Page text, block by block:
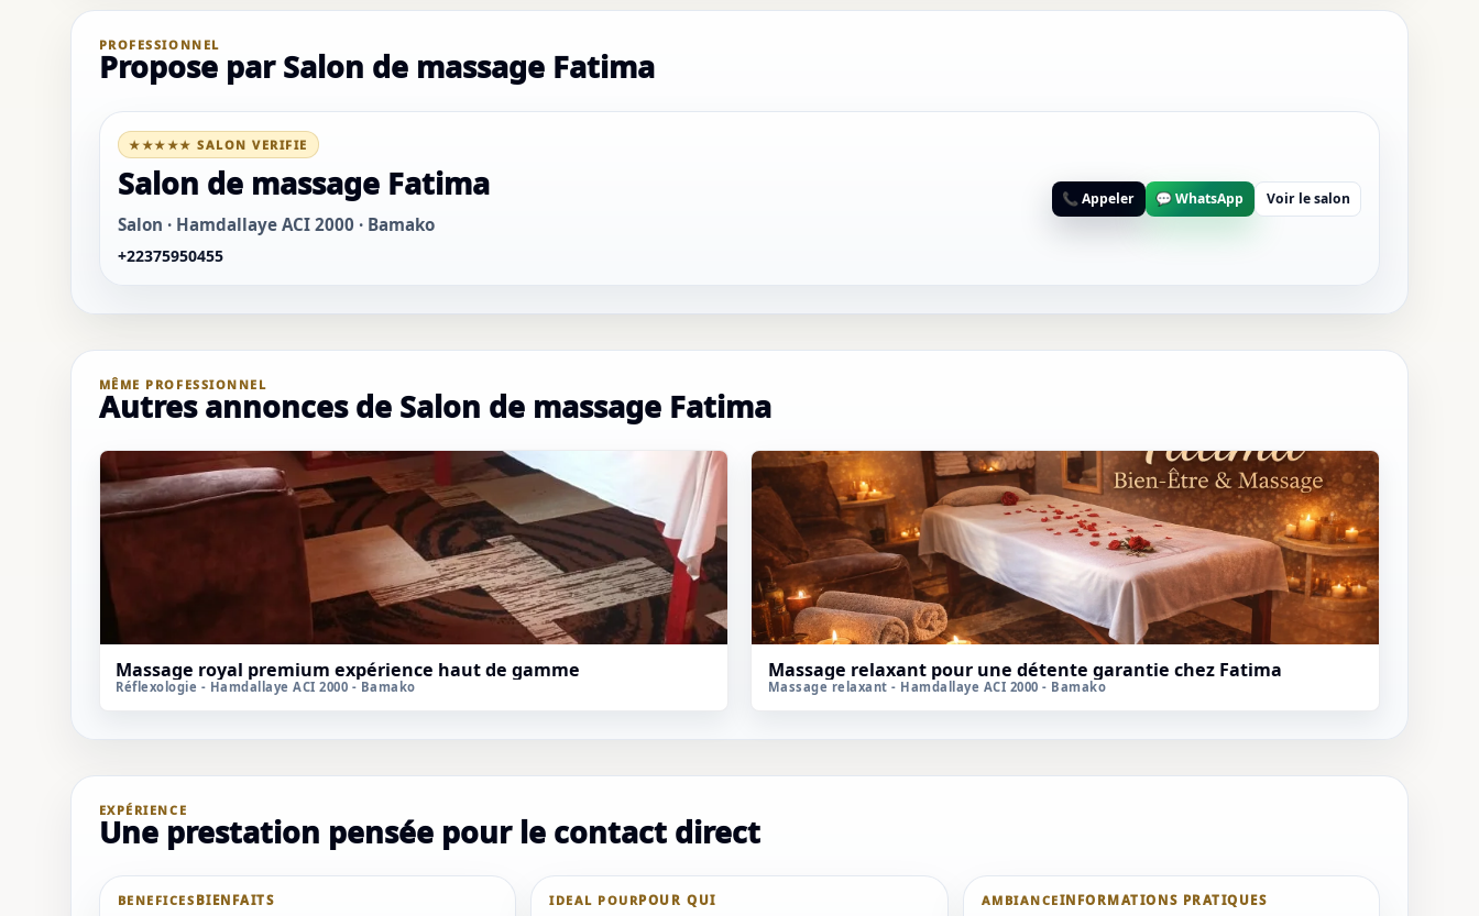
PROFESSIONNEL
Propose par Salon de massage Fatima
★★★★★ SALON VERIFIE
Salon de massage Fatima
Salon · Hamdallaye ACI 2000 · Bamako
+22375950455
📞 Appeler 💬 WhatsApp Voir le salon
MÊME PROFESSIONNEL
Autres annonces de Salon de massage Fatima
Réflexologie - Hamdallaye ACI 2000 - Bamako
Massage royal premium expérience haut de gamme
Massage relaxant - Hamdallaye ACI 2000 - Bamako
Massage relaxant pour une détente garantie chez Fatima
EXPÉRIENCE
Une prestation pensée pour le contact direct
BENEFICES IDEAL POUR AMBIANCE